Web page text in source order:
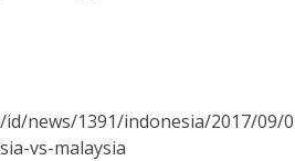
news/1391/indonesia/2017/09/
vs-malaysia